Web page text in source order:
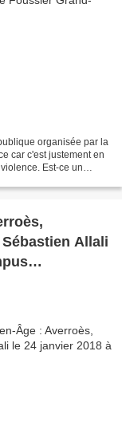
organisée par la
car c'est justement en
Est-ce un
Allali